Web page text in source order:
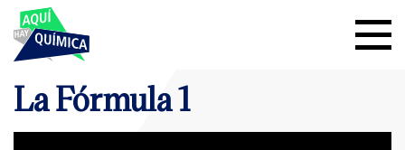
La Fórmula 1